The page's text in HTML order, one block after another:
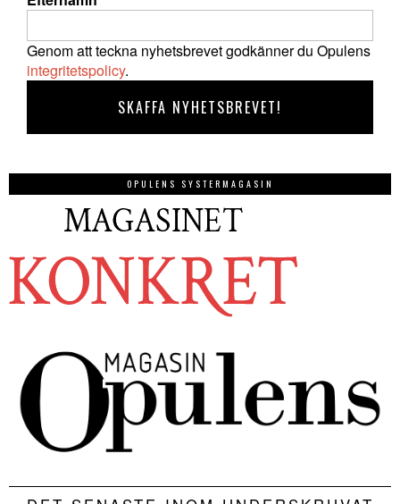
Genom att teckna nyhetsbrevet godkänner du Opulens
integritetspolicy.
OPULENS SYSTERMAGASIN